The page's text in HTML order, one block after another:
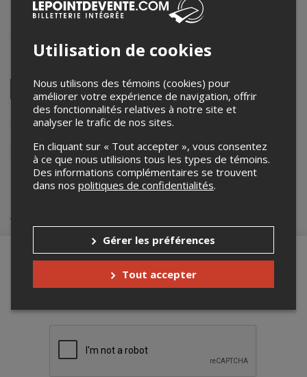
Microbrasserie de l'Île d'Orléans
2471 chemin Royal,Sainte-Famille-de-l'Île-d'Orléans
Facebook
Twitter
LinkedinPinterestEnvoyer
par
courriel
Lepointdevente.com agit à titre de mandataire pour
pour ses événements.
Pour plus d’information à propos de cet événement, veuillez
contacter l’organisateur de l’événement,9377-5666 Québec Inc
evenements@microorleans.com.
Achat de billets
Merci de confirmer que vous n'êtes pas un
Utilisation de cookies
Nous utilisons des témoins (cookies) pour
améliorer votre expérience de navigation, offrir
des fonctionnalités relatives à notre site et
analyser le trafic de nos sites.
En cliquant sur « Tout accepter », vous consentez
à ce que nous utilisions tous les types de témoins.
Des informations complémentaires se trouvent
dans nos politiques de confidentialités.
Gérer les préférences
Tout accepter